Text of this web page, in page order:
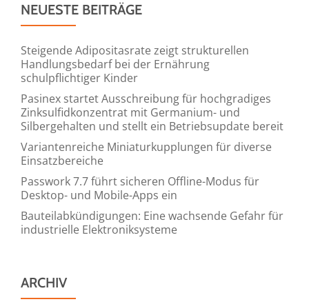
NEUESTE BEITRÄGE
Steigende Adipositasrate zeigt strukturellen
Handlungsbedarf bei der Ernährung
schulpflichtiger Kinder
Pasinex startet Ausschreibung für hochgradiges
Zinksulfidkonzentrat mit Germanium- und
Silbergehalten und stellt ein Betriebsupdate bereit
Variantenreiche Miniaturkupplungen für diverse
Einsatzbereiche
Passwork 7.7 führt sicheren Offline-Modus für
Desktop- und Mobile-Apps ein
Bauteilabkündigungen: Eine wachsende Gefahr für
industrielle Elektroniksysteme
ARCHIV